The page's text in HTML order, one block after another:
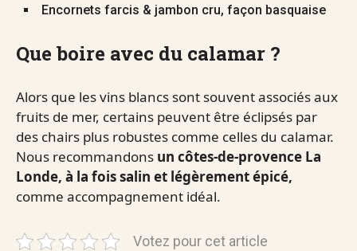
Encornets farcis & jambon cru, façon basquaise
Que boire avec du calamar ?
Alors que les vins blancs sont souvent associés aux
fruits de mer, certains peuvent être éclipsés par
des chairs plus robustes comme celles du calamar.
Nous recommandons un côtes-de-provence La
Londe, à la fois salin et légèrement épicé,
comme accompagnement idéal.
Votez pour cet article